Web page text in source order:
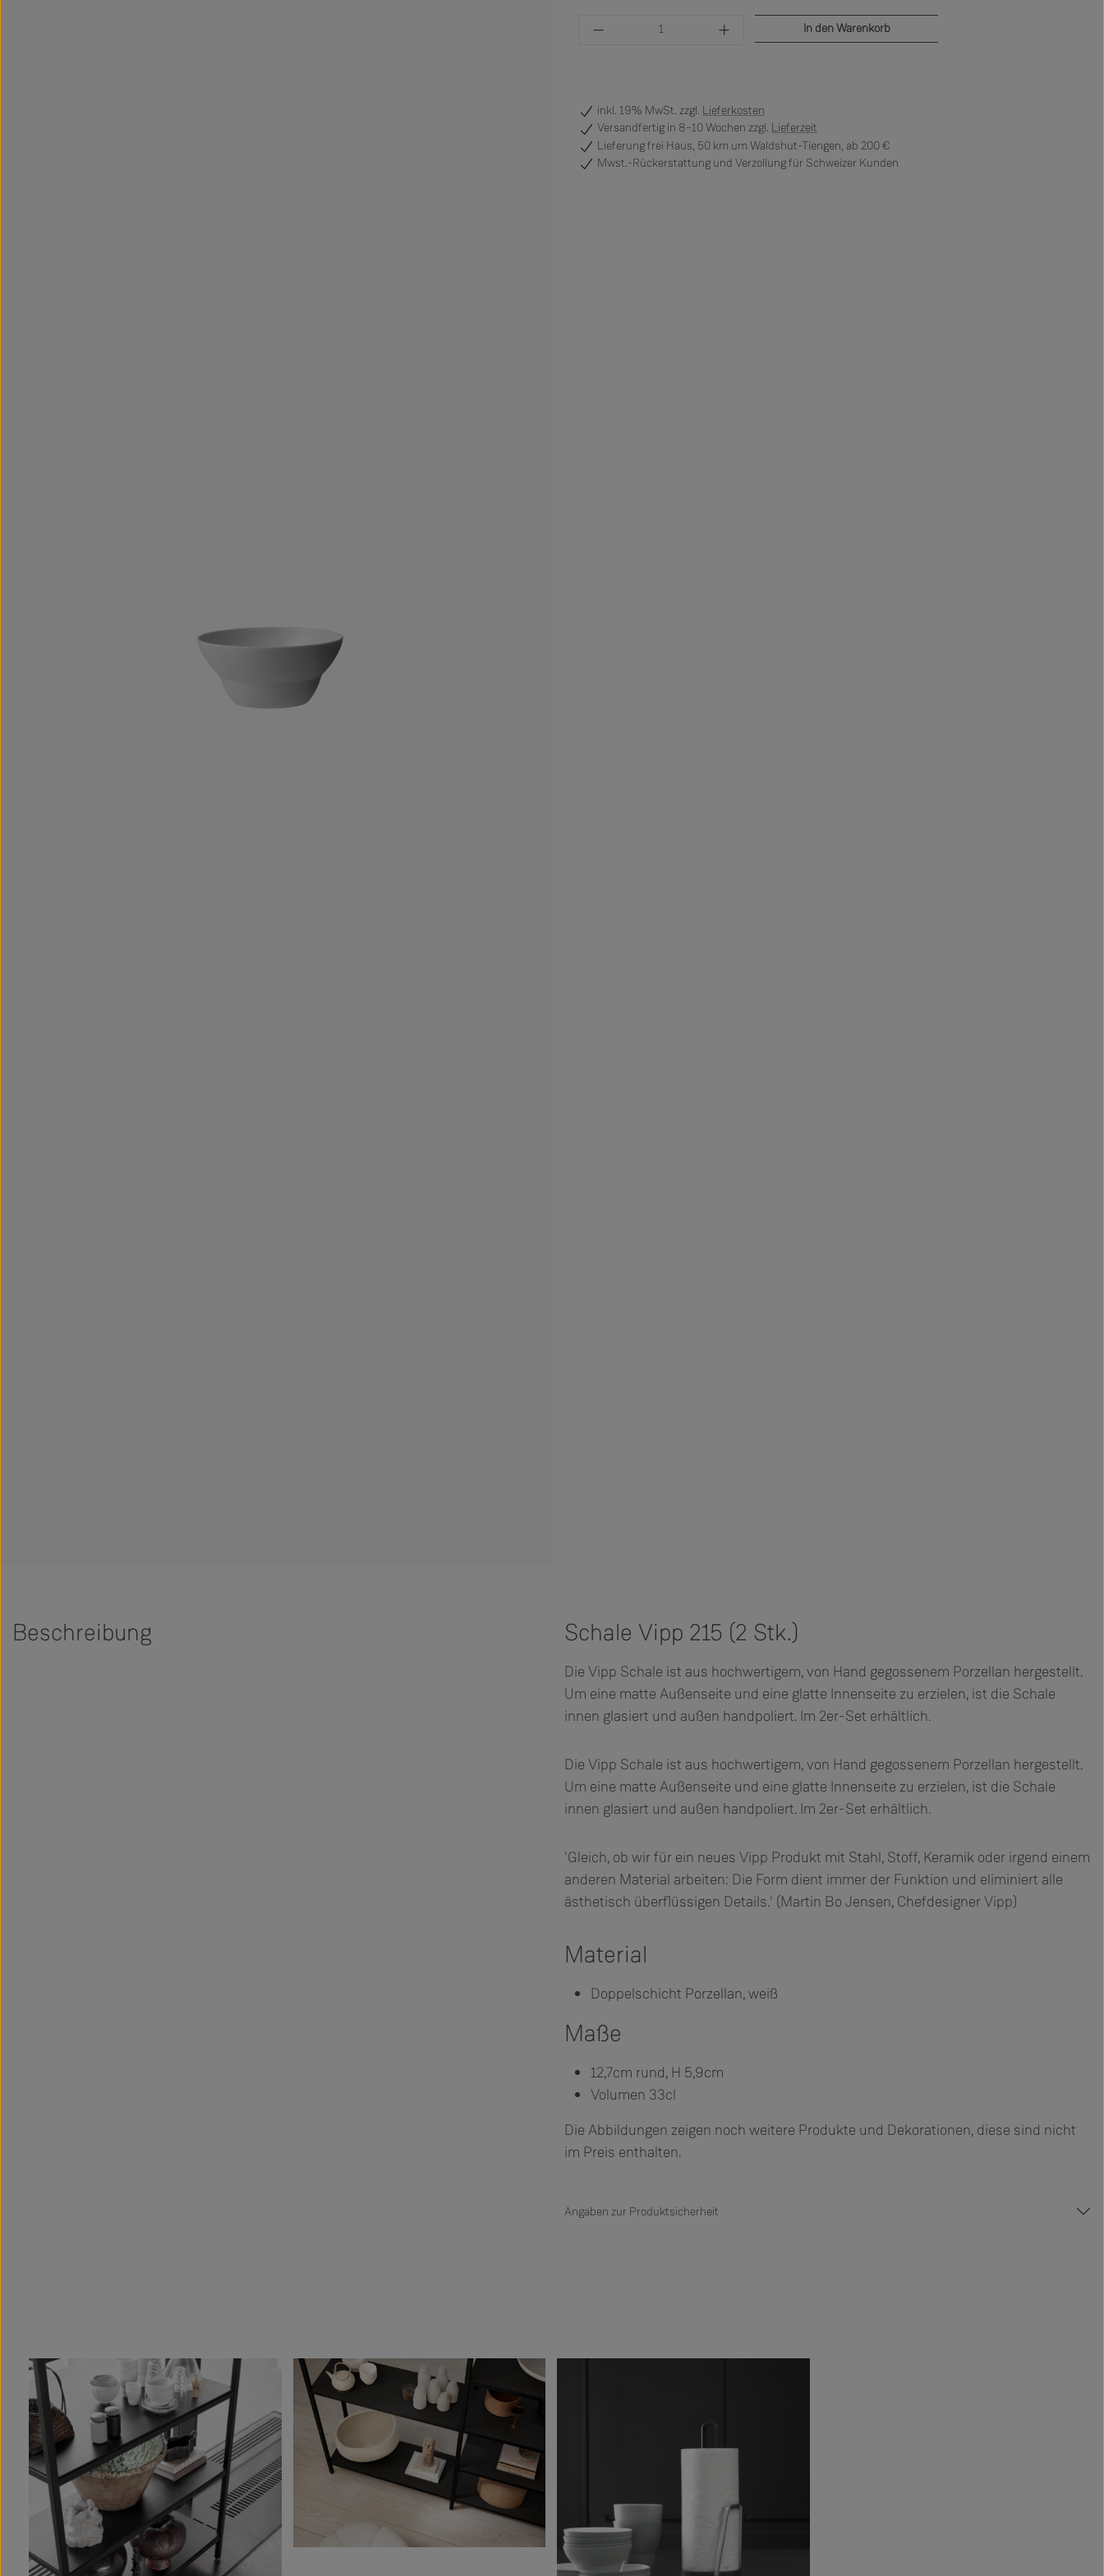
Produkt Anzahl: Gib den gewünschten Wert ein oder
In den Warenkorb
inkl. 19% MwSt. zzgl. Lieferkosten
Versandfertig in 8–10 Wochen zzgl. Lieferzeit
Lieferung frei Haus, 50 km um Waldshut-Tiengen, ab 200 €
Mwst.-Rückerstattung und Verzollung für Schweizer Kunden
Beschreibung Schale Vipp 215 (2 Stk.)
Die Vipp Schale ist aus hochwertigem, von Hand gegossenem Porzellan hergestellt.
Um eine matte Außenseite und eine glatte Innenseite zu erzielen, ist die Schale
innen glasiert und außen handpoliert. Im 2er-Set erhältlich.
Die Vipp Schale ist aus hochwertigem, von Hand gegossenem Porzellan hergestellt.
Um eine matte Außenseite und eine glatte Innenseite zu erzielen, ist die Schale
innen glasiert und außen handpoliert. Im 2er-Set erhältlich.
'Gleich, ob wir für ein neues Vipp Produkt mit Stahl, Stoff, Keramik oder irgend einem
anderen Material arbeiten: Die Form dient immer der Funktion und eliminiert alle
ästhetisch überflüssigen Details.' (Martin Bo Jensen, Chefdesigner Vipp)
Material
Doppelschicht Porzellan, weiß
Maße
12,7cm rund, H 5,9cm
Volumen 33cl
Die Abbildungen zeigen noch weitere Produkte und Dekorationen, diese sind nicht
im Preis enthalten.
Angaben zur Produktsicherheit